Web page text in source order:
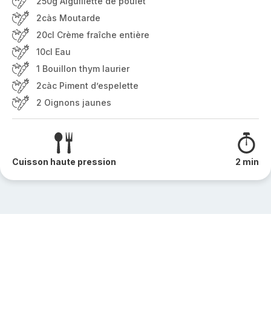
2càs Moutarde
20cl Crème fraîche entière
10cl Eau
1 Bouillon thym laurier
2càc Piment d’espelette
2 Oignons jaunes
Cuisson haute pression 2 min